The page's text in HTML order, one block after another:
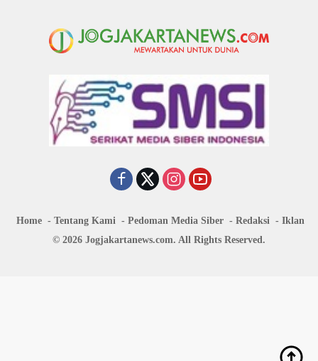
Home Tentang Kami Pedoman Media Siber Redaksi
Iklan
© 2026 Jogjakartanews.com. All Rights Reserved.